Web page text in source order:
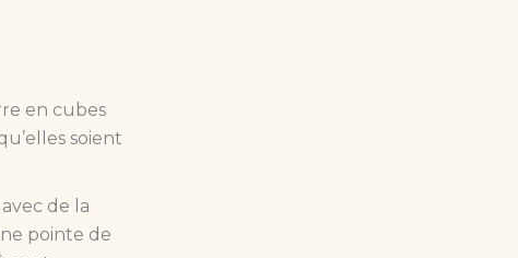
en cubes
soient
de la
pointe de